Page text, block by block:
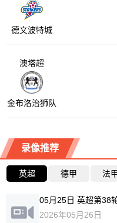
德文波特城
澳塔超
金布洛治狮队
录像推荐
英超 德甲 法
05月25日 英超第38
2026年05月26日